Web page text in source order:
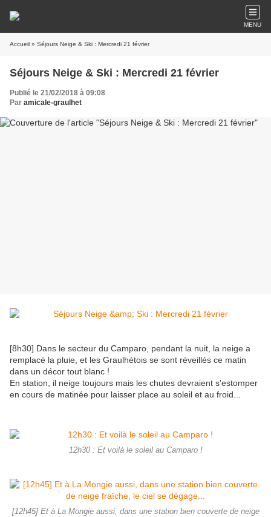
MENU
Accueil » Séjours Neige & Ski : Mercredi 21 février
Séjours Neige & Ski : Mercredi 21 février
Publié le 21/02/2018 à 09:08
Par amicale-graulhet
[8h30] Dans le secteur du Camparo, pendant la nuit, la neige a
remplacé la pluie, et les Graulhétois se sont réveillés ce matin
dans un décor tout blanc !
En station, il neige toujours mais les chutes devraient s'estomper
en cours de matinée pour laisser place au soleil et au froid...
12h30 : Et voilà le soleil au Camparo !
[12h45] Et à La Mongie aussi, dans une station bien couverte de neige